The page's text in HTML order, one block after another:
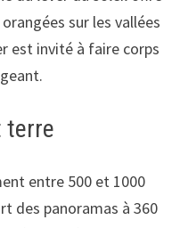
sur les vallées
est invité à faire corps
terre
entre 500 et 1000
des panoramas à 360